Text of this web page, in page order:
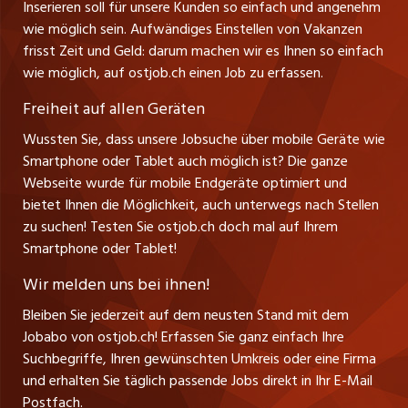
Führungspositionen
Management / Kader-Jobs
Berufsgruppen
Top-Regionen
Jobline
Schnittstelle
Impressum
jobbasel.ch
jobbern.ch
jobmittelland.ch
jobzüri.ch
schaffu.ch (VS)
ajourjob.ch
CH Media
info@ostjob.ch/inserate@ostjob.ch
Henrik Jasek
Leiter ostjob.ch
Fredy Pillinger
Verkauf und Beratung
Christoph Walzl
Verkauf und Beratung
Inserieren soll für unsere Kunden so einfach und angenehm
wie möglich sein. Aufwändiges Einstellen von Vakanzen
frisst Zeit und Geld: darum machen wir es Ihnen so einfach
wie möglich, auf ostjob.ch einen Job zu erfassen.
Freiheit auf allen Geräten
Wussten Sie, dass unsere Jobsuche über mobile Geräte wie
Smartphone oder Tablet auch möglich ist? Die ganze
Webseite wurde für mobile Endgeräte optimiert und
bietet Ihnen die Möglichkeit, auch unterwegs nach Stellen
zu suchen! Testen Sie ostjob.ch doch mal auf Ihrem
Smartphone oder Tablet!
Wir melden uns bei ihnen!
Bleiben Sie jederzeit auf dem neusten Stand mit dem
Jobabo von ostjob.ch! Erfassen Sie ganz einfach Ihre
Suchbegriffe, Ihren gewünschten Umkreis oder eine Firma
und erhalten Sie täglich passende Jobs direkt in Ihr E-Mail
Postfach.